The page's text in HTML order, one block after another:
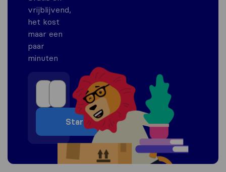
vrijblijvend,
het kost
maar een
paar
minuten
Start